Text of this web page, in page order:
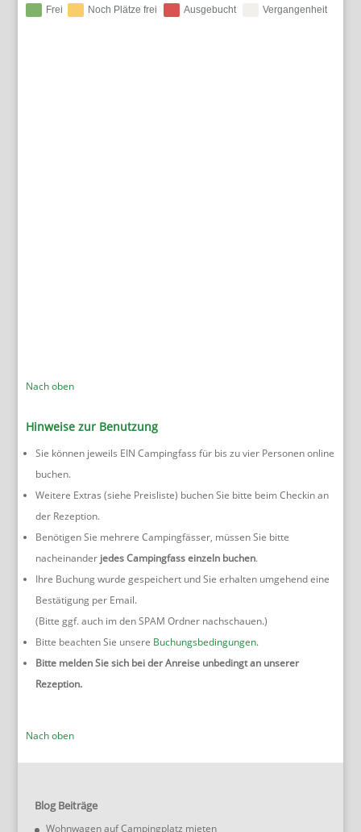
Nach oben
Hinweise zur Benutzung
Sie können jeweils EIN Campingfass für bis zu vier Personen online
buchen.
Weitere Extras (siehe Preisliste) buchen Sie bitte beim Checkin an
der Rezeption.
Benötigen Sie mehrere Campingfässer, müssen Sie bitte
nacheinander jedes Campingfass einzeln buchen.
Ihre Buchung wurde gespeichert und Sie erhalten umgehend eine
Bestätigung per Email.
(Bitte ggf. auch im den SPAM Ordner nachschauen.)
Bitte beachten Sie unsere Buchungsbedingungen.
Bitte melden Sie sich bei der Anreise unbedingt an unserer
Rezeption.
Nach oben
Blog Beiträge
Wohnwagen auf Campingplatz mieten